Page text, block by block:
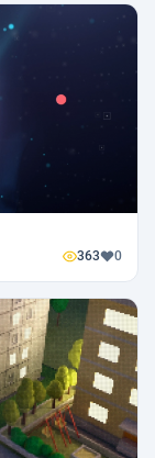
363 0